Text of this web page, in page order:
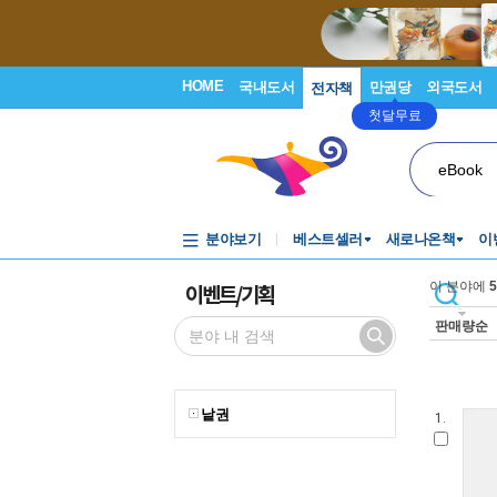
HOME 국내도서 전자책 만권당
첫달무료
외국도서
eBook
분야보기 베스트셀러 새로나온책 이
이벤트/기획
낱권
이 분야에 5
판매량순
1.